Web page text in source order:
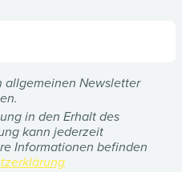
allgemeinen Newsletter
in den Erhalt des
kann jederzeit
Informationen befinden